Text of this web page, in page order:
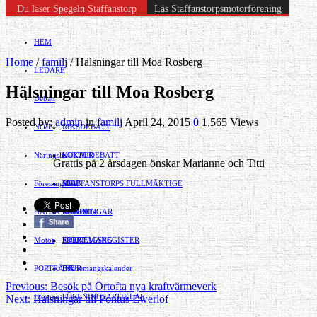
Du läser Spegeln Staffanstorp Läs Staffanstorpsmotorförening
HEM
LEDARE
Debatt
RIKSDEBATT
LOKALDEBATT
STAFFANSTORPS FULLMÄKTIGE
VAL 2014
NÖJE
KULTUR
Mat
RESOR
EVENEMANG
Evenemangskalender
Näringsliv
JOBB
HANDEL
FÖRETAGSREGISTER
Föreningsliv
FÖRENINGAR
SPORT
DJUR
FÖRENINGSARTIKLAR
HÄLSA
Motor
PORTRÄTT
Bloggar
Home/familj/Hälsningar till Moa Rosberg
Hälsningar till Moa Rosberg
Posted by:admininfamilj April 24, 2015 0 1,565 Views
Grattis på 2 årsdagen önskar Marianne och Titti
Previous:Besök på Örtofta nya kraftvärmeverk
Next:Hälsningar till Pontus Ewerlöf